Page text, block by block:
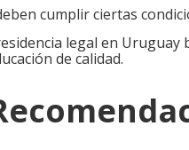
cumplir ciertas
legal en Uruguay
de calidad.